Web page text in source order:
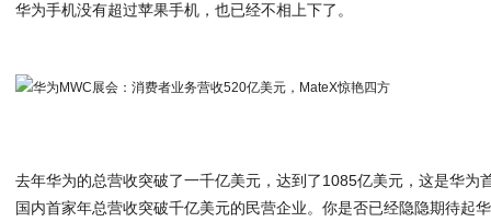
华为手机没有超过苹果手机，也已经不相上下了。
去年华为的总营收突破了一千亿美元，达到了1085亿美元，这是华为
国内首家年总营收突破千亿美元的民营企业。你是否已经隐隐期待起